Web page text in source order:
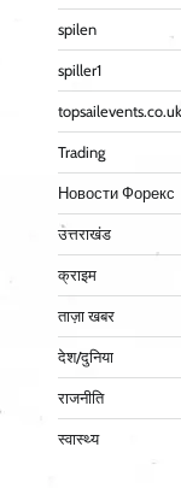
spilen
spiller1
topsailevents.co.uk
Trading
Новости Форекс
उत्तराखंड
क्राइम
ताज़ा खबर
देश/दुनिया
राजनीति
स्वास्थ्य